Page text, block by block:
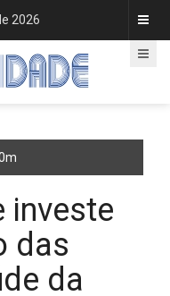
2026
investe
das
da